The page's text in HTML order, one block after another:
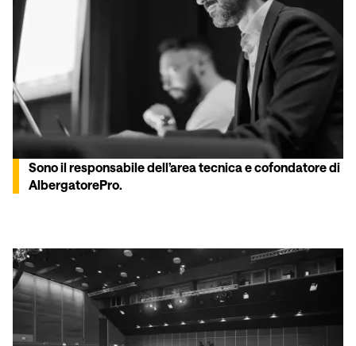
Sono il responsabile dell’area tecnica e cofondatore di
AlbergatorePro.